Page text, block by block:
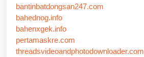
bantinbatdongsan247.com
bahednog.info
bahenxgek.info
pertamaskre.com
threadsvideoandphotodownloader.com